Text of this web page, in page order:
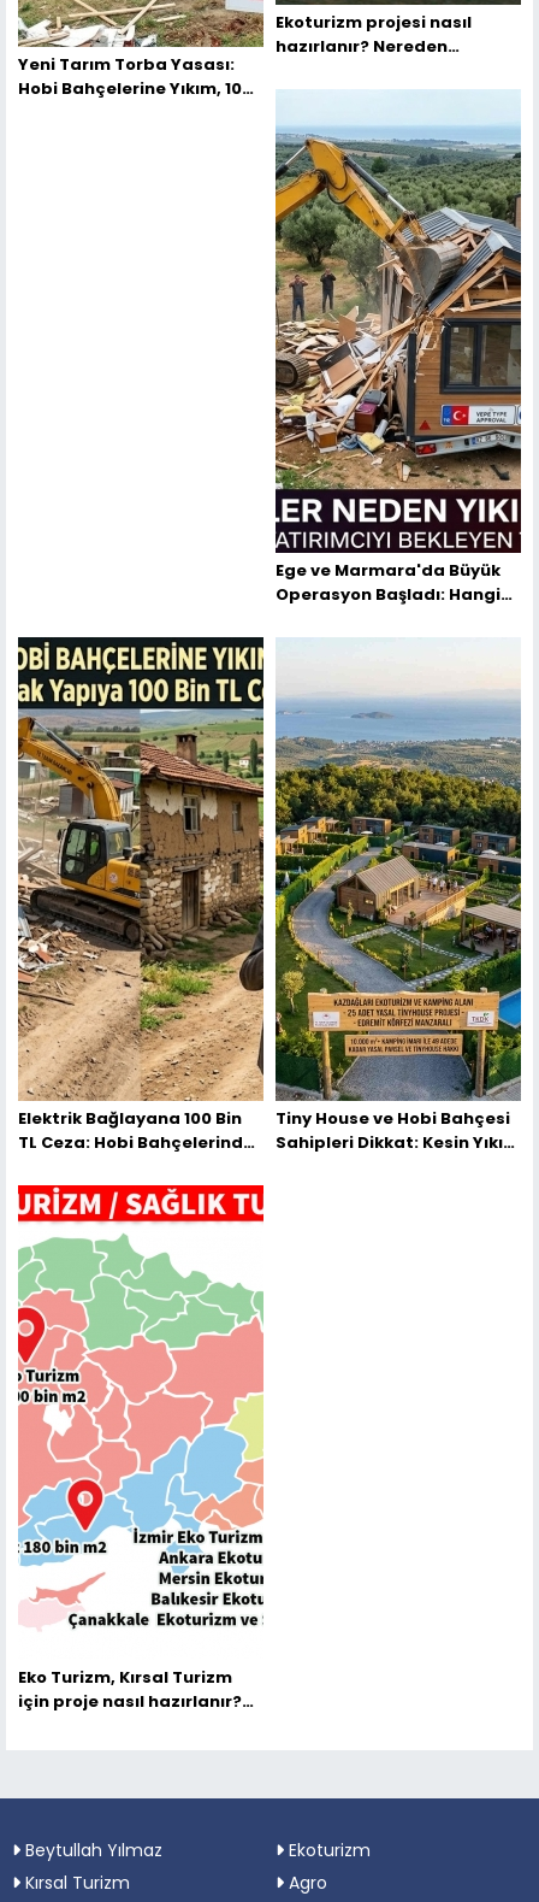
Yeni Tarım Torba Yasası:
Hobi Bahçelerine Yıkım, 100
Ekoturizm projesi nasıl
hazırlanır? Nereden
Ege ve Marmara'da Büyük
Operasyon Başladı: Hangi
Yıkılıyor?
Elektrik Bağlayana 100 Bin
TL Ceza: Hobi Bahçelerinde
Tiny House ve Hobi Bahçesi
Sahipleri Dikkat: Kesin Yıkım
Eko Turizm, Kırsal Turizm
için proje nasıl hazırlanır?
Beytullah Yılmaz
Ekoturizm
Kırsal Turizm
Agro